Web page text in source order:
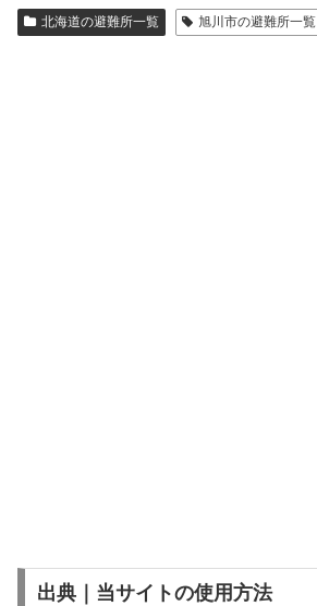
北海道の避難所一覧 旭川市の避難所一覧
出典｜当サイトの使用方法